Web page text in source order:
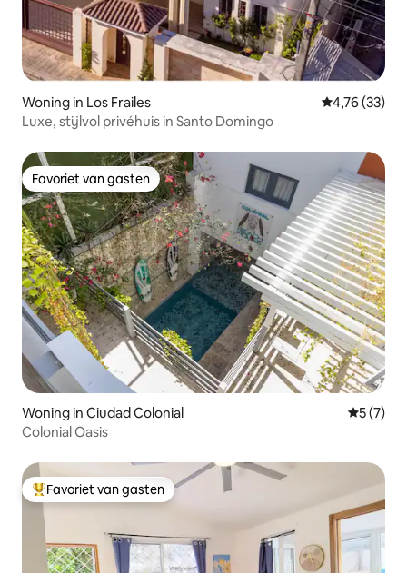
Woning in Los Frailes Gemiddelde
4,76 (33)
Luxe, stijlvol privéhuis in Santo Domingo
Favoriet van gasten
Favoriet van gasten
Woning in Ciudad Colonial
5 (7)
Colonial Oasis
Topfavoriet van gasten
Favoriet van gasten